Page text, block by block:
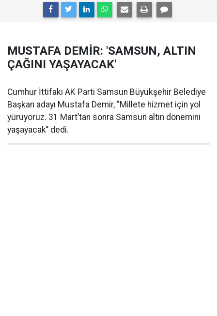
MUSTAFA DEMİR: 'SAMSUN, ALTIN
ÇAĞINI YAŞAYACAK'
Cumhur İttifakı AK Parti Samsun Büyükşehir Belediye
Başkan adayı Mustafa Demir, "Millete hizmet için yol
yürüyoruz. 31 Mart’tan sonra Samsun altın dönemini
yaşayacak’’ dedi.